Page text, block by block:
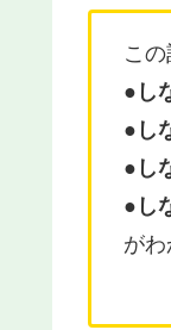
この
●し
●し
● し
● し
がわ